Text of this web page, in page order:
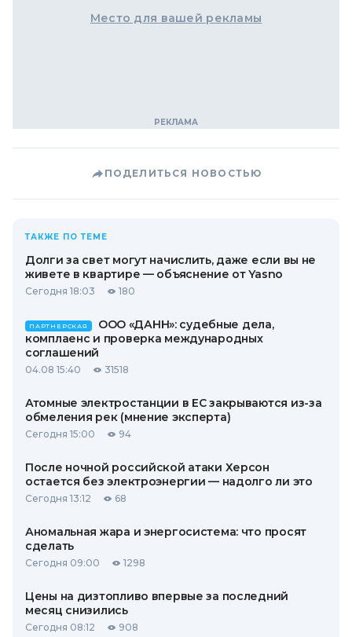
Место для вашей рекламы
ПОДЕЛИТЬСЯ НОВОСТЬЮ
ТАКЖЕ ПО ТЕМЕ
Долги за свет могут начислить, даже если вы не
живете в квартире — объяснение от Yasno
Сегодня 18:03 180
ПАРТНЕРСКАЯ
ООО «ДАНН»: судебные дела,
комплаенс и проверка международных
соглашений
04.08 15:40 31518
Атомные электростанции в ЕС закрываются из-за
обмеления рек (мнение эксперта)
Сегодня 15:00 94
После ночной российской атаки Херсон
остается без электроэнергии — надолго ли это
Сегодня 13:12 68
Аномальная жара и энергосистема: что просят
сделать
Сегодня 09:00 1298
Цены на дизтопливо впервые за последний
месяц снизились
Сегодня 08:12 908